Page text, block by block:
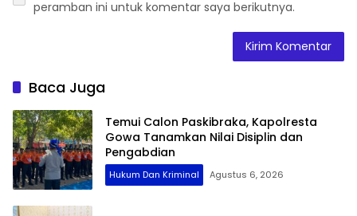
peramban ini untuk komentar saya berikutnya.
Baca Juga
Temui Calon Paskibraka, Kapolresta
Gowa Tanamkan Nilai Disiplin dan
Pengabdian
Hukum Dan Kriminal Agustus 6, 2026